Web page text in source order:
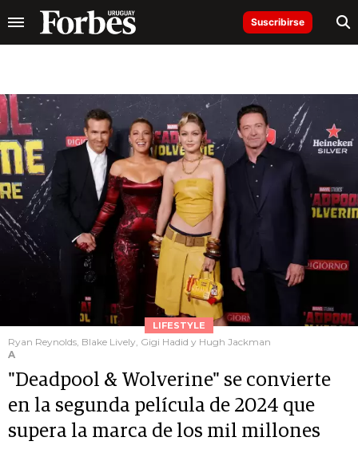
Suscribirse
LIFESTYLE
Ryan Reynolds, Blake Lively, Gigi Hadid y Hugh Jackman
A
"Deadpool & Wolverine" se convierte
en la segunda película de 2024 que
supera la marca de los mil millones